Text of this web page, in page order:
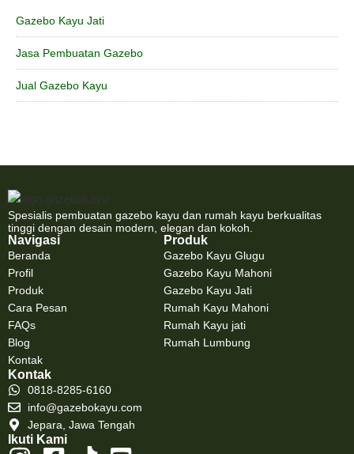
Gazebo Kayu Jati
Jasa Pembuatan Gazebo
Jual Gazebo Kayu
Spesialis pembuatan gazebo kayu dan rumah kayu berkualitas
tinggi dengan desain modern, elegan dan kokoh.
Navigasi
Beranda
Profil
Produk
Cara Pesan
FAQs
Blog
Kontak
Produk
Gazebo Kayu Glugu
Gazebo Kayu Mahoni
Gazebo Kayu Jati
Rumah Kayu Mahoni
Rumah Kayu jati
Rumah Lumbung
Kontak
0818-8285-6160
info@gazebokayu.com
Jepara, Jawa Tengah
Ikuti Kami